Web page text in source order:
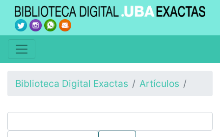
Biblioteca Digital Exactas Artículos